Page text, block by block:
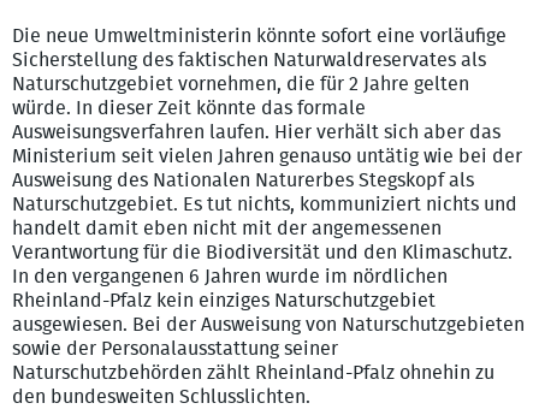
Die neue Umweltministerin könnte sofort eine vorläufige
Sicherstellung des faktischen Naturwaldreservates als
Naturschutzgebiet vornehmen, die für 2 Jahre gelten
würde. In dieser Zeit könnte das formale
Ausweisungsverfahren laufen. Hier verhält sich aber das
Ministerium seit vielen Jahren genauso untätig wie bei der
Ausweisung des Nationalen Naturerbes Stegskopf als
Naturschutzgebiet. Es tut nichts, kommuniziert nichts und
handelt damit eben nicht mit der angemessenen
Verantwortung für die Biodiversität und den Klimaschutz.
In den vergangenen 6 Jahren wurde im nördlichen
Rheinland-Pfalz kein einziges Naturschutzgebiet
ausgewiesen. Bei der Ausweisung von Naturschutzgebieten
sowie der Personalausstattung seiner
Naturschutzbehörden zählt Rheinland-Pfalz ohnehin zu
den bundesweiten Schlusslichten.